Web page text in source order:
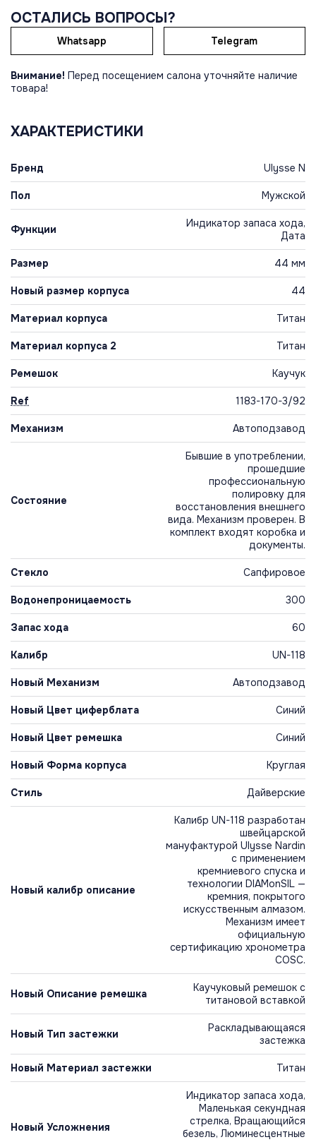
ОСТАЛИСЬ ВОПРОСЫ?
Whatsapp Telegram
Внимание! Перед посещением салона уточняйте наличие
товара!
ХАРАКТЕРИСТИКИ
Бренд Ulysse N
Пол Мужской
Функции
Индикатор запаса хода,
Дата
Размер 44 мм
Новый размер корпуса 44
Материал корпуса Титан
Материал корпуса 2 Титан
Ремешок Каучук
Ref 1183-170-3/92
Механизм Автоподзавод
Состояние
Бывшие в употреблении,
прошедшие
профессиональную
полировку для
восстановления внешнего
вида. Механизм проверен. В
комплект входят коробка и
документы.
Стекло Сапфировое
Водонепроницаемость 300
Запас хода 60
Калибр UN-118
Новый Механизм Автоподзавод
Новый Цвет циферблата Синий
Новый Цвет ремешка Синий
Новый Форма корпуса Круглая
Стиль Дайверские
Новый калибр описание
Калибр UN-118 разработан
швейцарской
мануфактурой Ulysse Nardin
с применением
кремниевого спуска и
технологии DIAMonSIL —
кремния, покрытого
искусственным алмазом.
Механизм имеет
официальную
сертификацию хронометра
COSC.
Новый Описание ремешка
Каучуковый ремешок с
титановой вставкой
Новый Тип застежки
Раскладывающаяся
застежка
Новый Материал застежки Титан
Новый Усложнения
Индикатор запаса хода,
Маленькая секундная
стрелка, Вращающийся
безель, Люминесцентные